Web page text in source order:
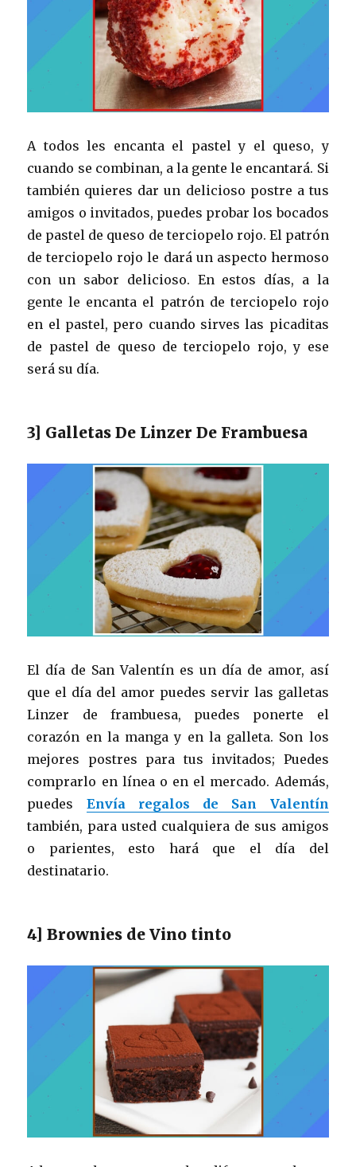
A todos les encanta el pastel y el queso, y
cuando se combinan, a la gente le encantará. Si
también quieres dar un delicioso postre a tus
amigos o invitados, puedes probar los bocados
de pastel de queso de terciopelo rojo. El patrón
de terciopelo rojo le dará un aspecto hermoso
con un sabor delicioso. En estos días, a la
gente le encanta el patrón de terciopelo rojo
en el pastel, pero cuando sirves las picaditas
de pastel de queso de terciopelo rojo, y ese
será su día.
3] Galletas De Linzer De Frambuesa
El día de San Valentín es un día de amor, así
que el día del amor puedes servir las galletas
Linzer de frambuesa, puedes ponerte el
corazón en la manga y en la galleta. Son los
mejores postres para tus invitados; Puedes
comprarlo en línea o en el mercado. Además,
puedes Envía regalos de San Valentín
también, para usted cualquiera de sus amigos
o parientes, esto hará que el día del
destinatario.
4] Brownies de Vino tinto